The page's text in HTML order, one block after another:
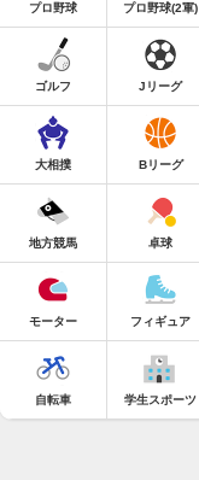
プロ野球 プロ野球(2軍)
ゴルフ Jリーグ
大相撲 Bリーグ
地方競馬 卓球
モーター フィギュア
自転車 学生スポーツ